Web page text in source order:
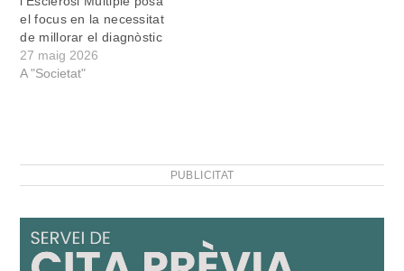
el focus en la necessitat
de millorar el diagnòstic
27 maig 2026
A "Societat"
PUBLICITAT